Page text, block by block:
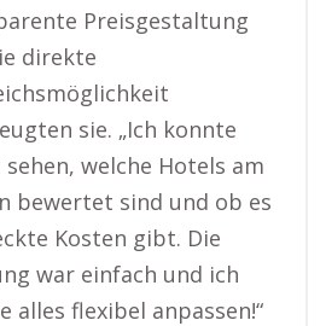
Preisgestaltung
direkte
sie. „Ich konnte
welche Hotels am
bewertet sind und ob es
Kosten gibt. Die
war einfach und ich
alles flexibel anpassen!“